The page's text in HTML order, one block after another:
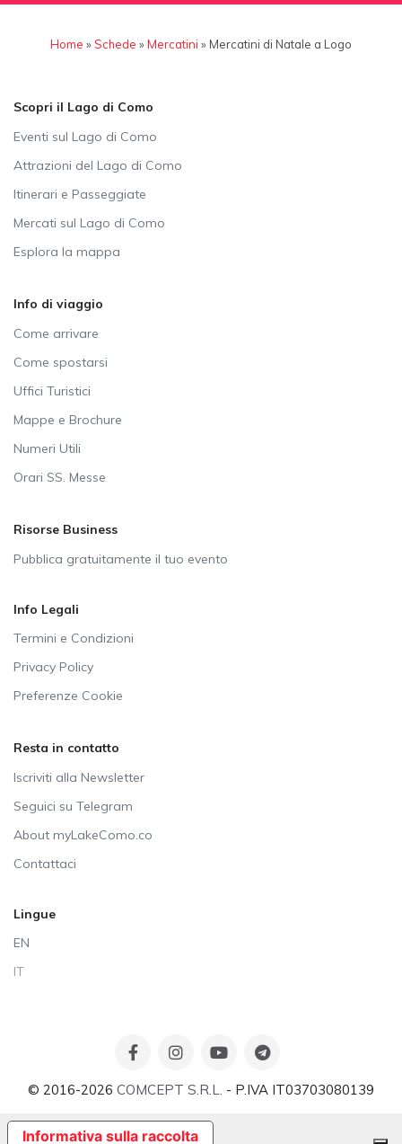
Home »Schede »Mercatini » Mercatini di Natale a Logo
Scopri il Lago di Como
Eventi sul Lago di Como
Attrazioni del Lago di Como
Itinerari e Passeggiate
Mercati sul Lago di Como
Esplora la mappa
Info di viaggio
Come arrivare
Come spostarsi
Uffici Turistici
Mappe e Brochure
Numeri Utili
Orari SS. Messe
Risorse Business
Pubblica gratuitamente il tuo evento
Info Legali
Termini e Condizioni
Privacy Policy
Preferenze Cookie
Resta in contatto
Iscriviti alla Newsletter
Seguici su Telegram
About myLakeComo.co
Contattaci
Lingue
EN
IT
© 2016-2026 COMCEPT S.R.L. - P.IVA IT03703080139
Informativa sulla raccolta